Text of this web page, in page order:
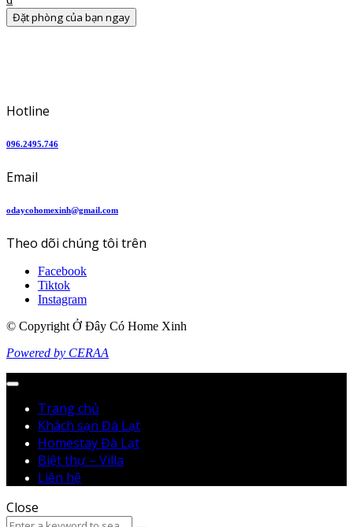
Đặt phòng của bạn ngay
Hotline
096.2495.746
Email
odaycohomexinh@gmail.com
Theo dõi chúng tôi trên
Facebook
Tiktok
Instagram
© Copyright Ở Đây Có Home Xinh
Powered by CERAA
Menu
Trang chủ
Khách sạn Đà Lạt
Homestay Đà Lạt
Biệt thự – Villa
Liên hệ
Close